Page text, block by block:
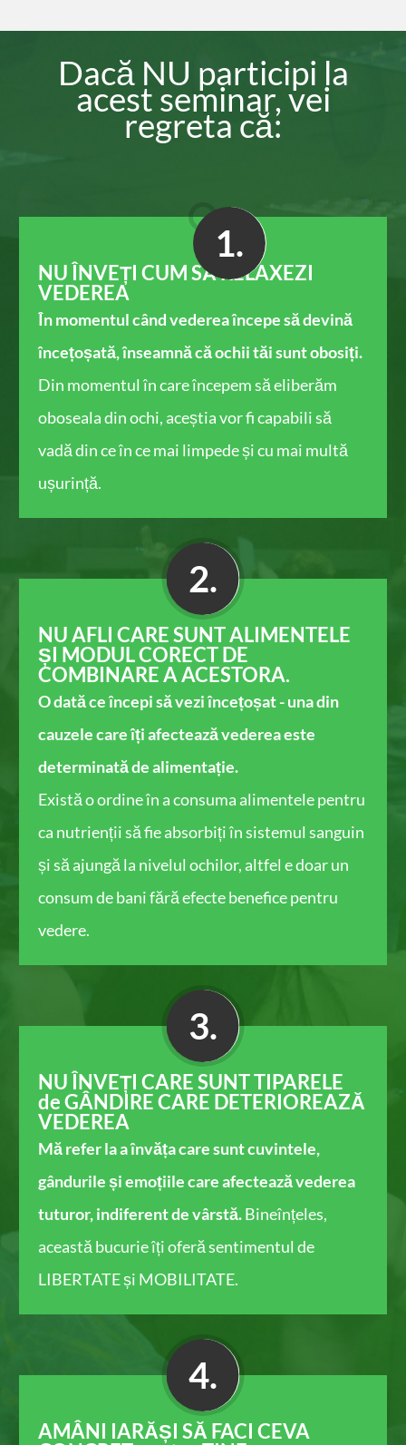
Dacă NU participi la
acest seminar, vei
regreta că:
1.
NU ÎNVEȚI CUM SĂ RELAXEZI
VEDEREA
În momentul când vederea începe să devină
încețoșată, înseamnă că ochii tăi sunt obosiți.
Din momentul în care începem să eliberăm
oboseala din ochi, aceștia vor fi capabili să
vadă din ce în ce mai limpede și cu mai multă
ușurință​.
2.
NU AFLI CARE SUNT ALIMENTELE
ȘI MODUL CORECT DE
COMBINARE ​A ACESTORA.
O dată ce începi să vezi încețoșat - una din
cauzele care îți afectează vederea este
determinată de alimentație.
Există o ordine ​în a consuma alimentele pentru
ca nutrienții să fie absorbiți în sistemul sanguin
și să ajungă la nivelul ochilor, altfel e doar un
consum de bani fără efecte benefice pentru
vedere.
3.
NU ÎNVEȚI CARE SUNT TIPARELE
de GÂNDIRE CARE DETERIOREAZĂ
VEDEREA
Mă refer la a învăța care sunt cuvintele,
gândurile și emoțiile care afectează vederea
tuturor, indiferent de vârstă.Bineînțeles,
această bucurie îți oferă sentimentul de
LIBERTATE și MOBILITATE.
4.
AMÂNI IARĂȘI SĂ FACI CEVA